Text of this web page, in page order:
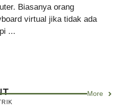
Biasanya orang
virtual jika tidak ada
...
More